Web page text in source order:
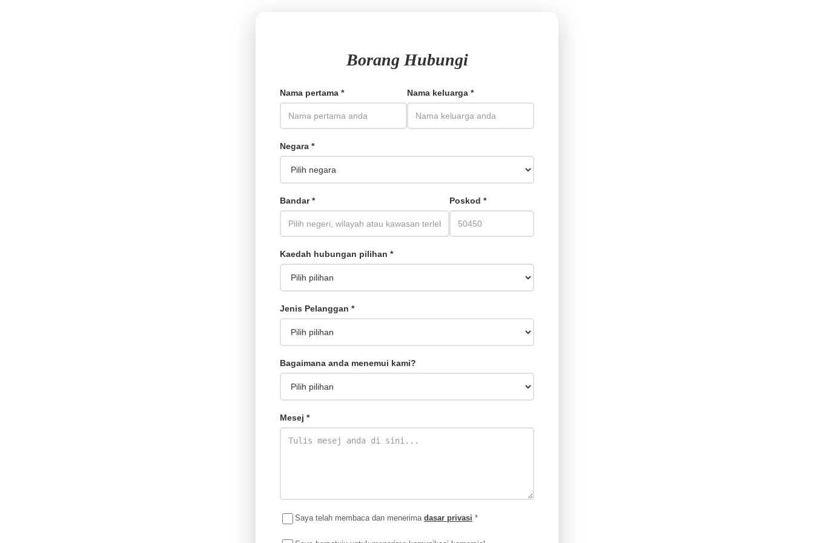
Borang Hubungi
Nama pertama * Nama keluarga *
Negara *
Bandar * Poskod *
Kaedah hubungan pilihan *
Jenis Pelanggan *
Bagaimana anda menemui kami?
Mesej *
Saya telah membaca dan menerima dasar privasi *